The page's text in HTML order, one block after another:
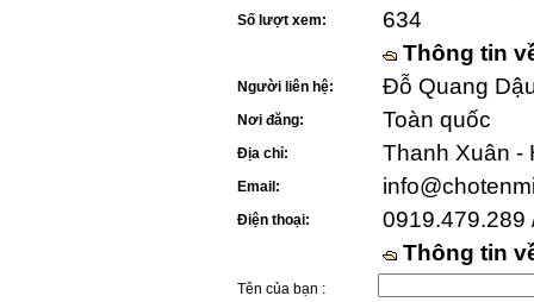
Số lượt xem:
634
Thông tin
Người liên hệ: Đỗ Quang
Nơi đăng: Toàn quốc
Địa chỉ: Thanh Xuân -
Email:
Điện thoại:
0919.479.289
Thông tin
Tên của bạn :